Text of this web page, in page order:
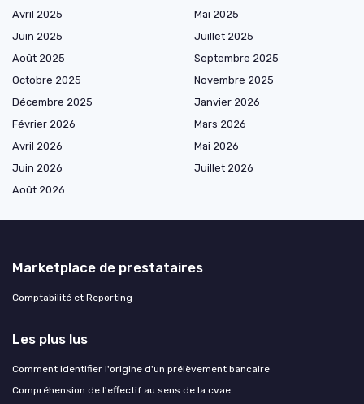
Avril 2025
Mai 2025
Juin 2025
Juillet 2025
Août 2025
Septembre 2025
Octobre 2025
Novembre 2025
Décembre 2025
Janvier 2026
Février 2026
Mars 2026
Avril 2026
Mai 2026
Juin 2026
Juillet 2026
Août 2026
Marketplace de prestataires
Comptabilité et Reporting
Les plus lus
Comment identifier l'origine d'un prélèvement bancaire
Compréhension de l'effectif au sens de la cvae